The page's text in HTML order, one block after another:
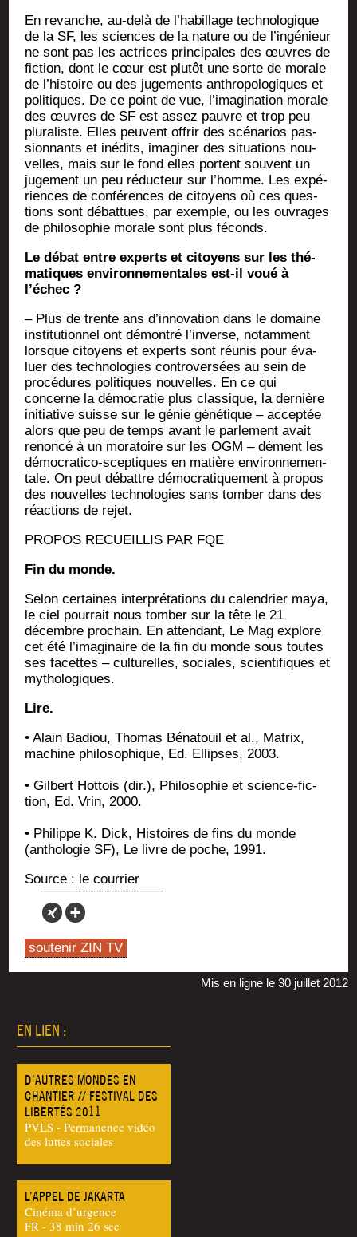
EN LIEN :
D’AUTRES MONDES EN
CHANTIER // FESTIVAL DES
LIBERTÉS 2011
PVLS - Permanence vidéo
des luttes sociales
L’APPEL DE JAKARTA
Cinéma d’urgence
FR - 38 min 26 sec
En revanche, au-delà de l’habillage tech­no­lo­gique
de la SF, les sciences de la nature ou de l’ingénieur
ne sont pas les actrices prin­ci­pales des œuvres de
fic­tion, dont le cœur est plu­tôt une sorte de morale
de l’histoire ou des juge­ments anthro­po­lo­giques et
poli­tiques. De ce point de vue, l’imagination morale
des œuvres de SF est assez pauvre et trop peu
plu­ra­liste. Elles peuvent offrir des scé­na­rios pas­
sion­nants et inédits, ima­gi­ner des situa­tions nou­
velles, mais sur le fond elles portent sou­vent un
juge­ment un peu réduc­teur sur l’homme. Les expé­
riences de confé­rences de citoyens où ces ques­
tions sont débat­tues, par exemple, ou les ouvrages
de phi­lo­so­phie morale sont plus féconds.
Le débat entre experts et citoyens sur les thé­
ma­tiques envi­ron­ne­men­tales est-il voué à
l’échec ?
– Plus de trente ans d’innovation dans le domaine
ins­ti­tu­tion­nel ont démon­tré l’inverse, notam­ment
lorsque citoyens et experts sont réunis pour éva­
luer des tech­no­lo­gies contro­ver­sées au sein de
pro­cé­dures poli­tiques nou­velles. En ce qui
concerne la démo­cra­tie plus clas­sique, la der­nière
ini­tia­tive suisse sur le génie géné­tique – accep­tée
alors que peu de temps avant le par­le­ment avait
renon­cé à un mora­toire sur les OGM – dément les
démo­cra­ti­co-scep­tiques en matière envi­ron­ne­men­
tale. On peut débattre démo­cra­ti­que­ment à pro­pos
des nou­velles tech­no­lo­gies sans tom­ber dans des
réac­tions de rejet.
PROPOS RECUEILLIS PAR FQE
Fin du monde.
Selon cer­taines inter­pré­ta­tions du calen­drier maya,
le ciel pour­rait nous tom­ber sur la tête le 21
décembre pro­chain. En atten­dant, Le Mag explore
cet été l’i­ma­gi­naire de la fin du monde sous toutes
ses facettes – cultu­relles, sociales, scien­ti­fiques et
mythologiques.
Lire.
• Alain Badiou, Tho­mas Béna­touil et al., Matrix,
machine phi­lo­so­phique, Ed. Ellipses, 2003.
• Gil­bert Hot­tois (dir.), Phi­lo­so­phie et science-fic­
tion, Ed. Vrin, 2000.
• Phi­lippe K. Dick, His­toires de fins du monde
(antho­lo­gie SF), Le livre de poche, 1991.
Source : le cour­rier
soutenir ZIN TV
Mis en ligne le 30 juillet 2012